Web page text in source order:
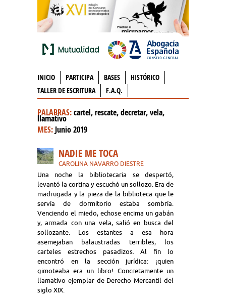
INICIO PARTICIPA BASES
HISTÓRICO
TALLER DE ESCRITURA
F.A.Q.
PALABRAS:cartel, rescate, decretar, vela,
llamativo
MES: Junio 2019
NADIE ME TOCA
CAROLINA NAVARRO DIESTRE
Una noche la bibliotecaria se despertó,
levantó la cortina y escuchó un sollozo. Era de
madrugada y la pieza de la biblioteca que le
servía de dormitorio estaba sombría.
Venciendo el miedo, echose encima un gabán
y, armada con una vela, salió en busca del
sollozante. Los estantes a esa hora
asemejaban balaustradas terribles, los
carteles estrechos pasadizos. Al fin lo
encontró en la sección jurídica: ¡quien
gimoteaba era un libro! Concretamente un
llamativo ejemplar de Derecho Mercantil del
siglo XIX.